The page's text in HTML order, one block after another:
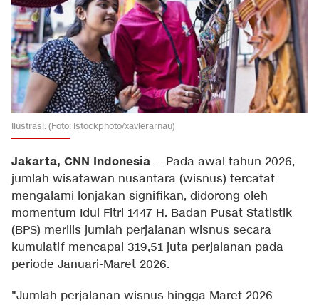
Ilustrasi. (Foto: Istockphoto/xavierarnau)
Jakarta, CNN Indonesia -- Pada awal tahun 2026,
jumlah wisatawan nusantara (wisnus) tercatat
mengalami lonjakan signifikan, didorong oleh
momentum Idul Fitri 1447 H. Badan Pusat Statistik
(BPS) merilis jumlah perjalanan wisnus secara
kumulatif mencapai 319,51 juta perjalanan pada
periode Januari-Maret 2026.
"Jumlah perjalanan wisnus hingga Maret 2026